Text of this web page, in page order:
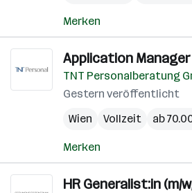
Merken
Application Manager
TNT Personalberatung
Gestern veröffentlicht
Wien
Vollzeit ab
Merken
HR Generalist:in (m/